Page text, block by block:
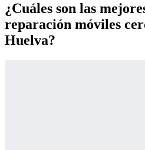
¿Cuáles son las
reparación móviles
Huelva?